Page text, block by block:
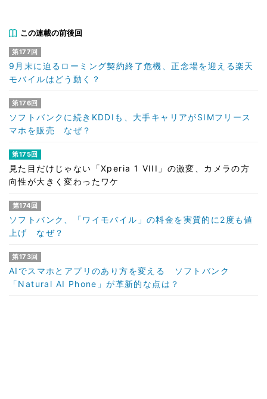
この連載の前後回
第177回
9月末に迫るローミング契約終了危機、正念場を迎える楽天
モバイルはどう動く？
第176回
ソフトバンクに続きKDDIも、大手キャリアがSIMフリース
マホを販売 なぜ？
第175回
見た目だけじゃない「Xperia 1 VIII」の激変、カメラの方
向性が大きく変わったワケ
第174回
ソフトバンク、「ワイモバイル」の料金を実質的に2度も値
上げ なぜ？
第173回
AIでスマホとアプリのあり方を変える ソフトバンク
「Natural AI Phone」が革新的な点は？